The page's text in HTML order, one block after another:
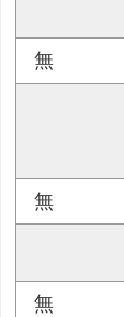
無
無
無